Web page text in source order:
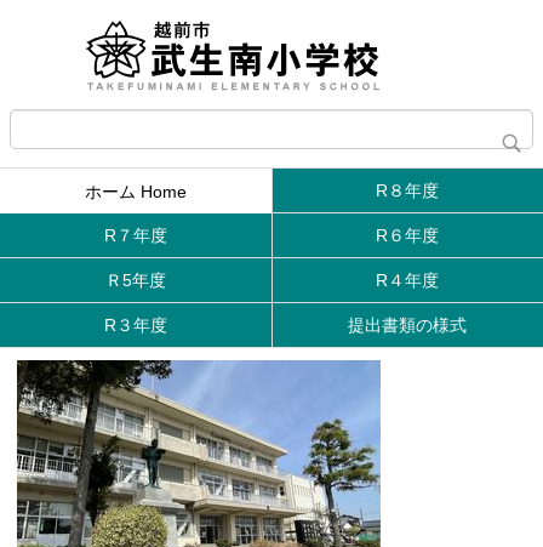
ホーム Home R８年度
R７年度 R６年度
Ｒ5年度 R４年度
R３年度 提出書類の様式